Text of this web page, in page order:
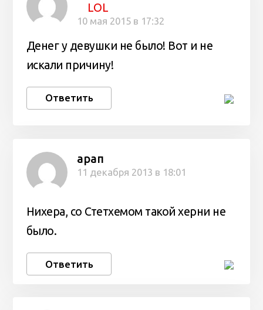
LOL
10 мая 2015 в 17:32
Денег у девушки не было! Вот и не
искали причину!
Ответить
арап
11 декабря 2013 в 18:01
Нихера, со Стетхемом такой херни не
было.
Ответить